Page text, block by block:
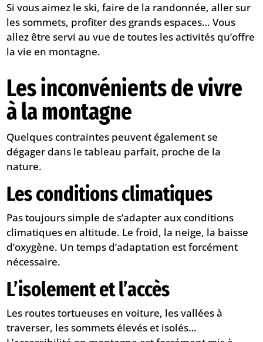
Si vous aimez le ski, faire de la randonnée, aller sur
les sommets, profiter des grands espaces… Vous
allez être servi au vue de toutes les activités qu’offre
la vie en montagne.
Les inconvénients de vivre
à la montagne
Quelques contraintes peuvent également se
dégager dans le tableau parfait, proche de la
nature.
Les conditions climatiques
Pas toujours simple de s’adapter aux conditions
climatiques en altitude. Le froid, la neige, la baisse
d’oxygène. Un temps d’adaptation est forcément
nécessaire.
L’isolement et l’accès
​Les routes tortueuses en voiture, les vallées à
traverser, les sommets élevés et isolés…